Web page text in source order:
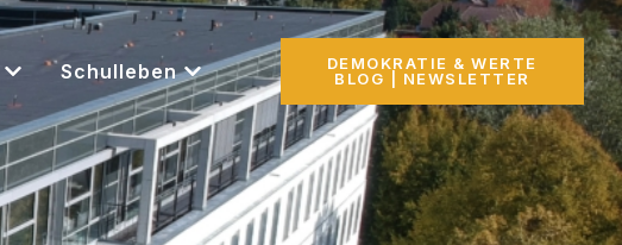
Schulleben
DEMOKRATIE & WERTE
BLOG | NEWSLETTER